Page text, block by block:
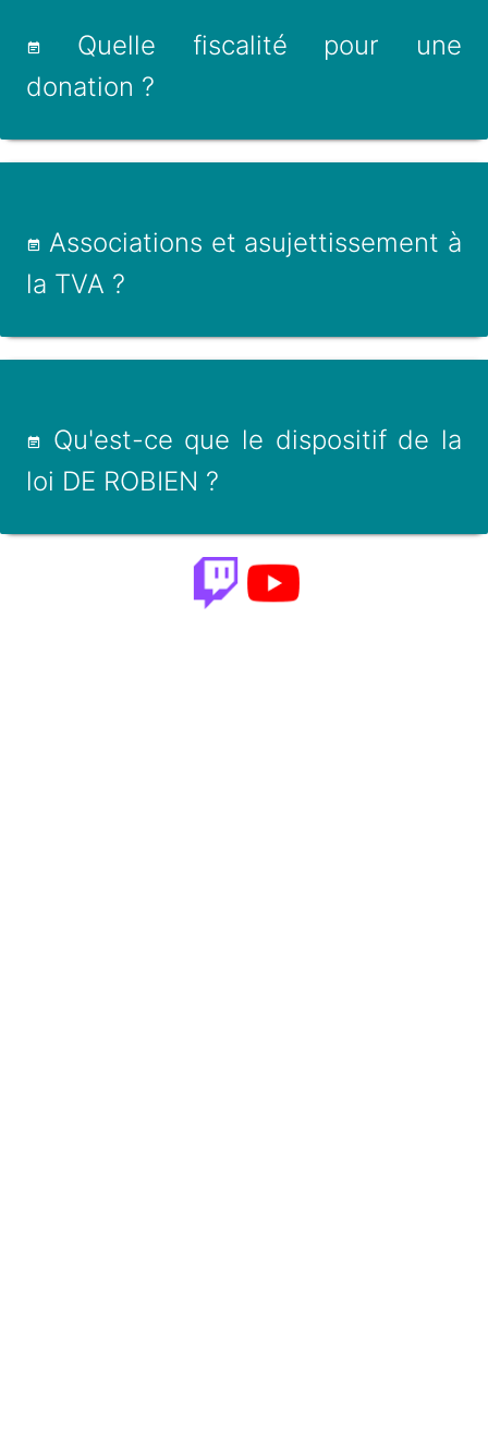
Quelle fiscalité pour une
donation ?
Associations et asujettissement à
la TVA ?
Qu'est-ce que le dispositif de la
loi DE ROBIEN ?